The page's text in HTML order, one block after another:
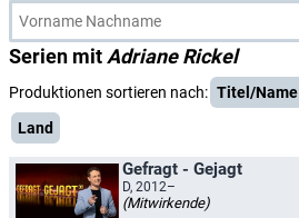
Serien mit Adriane Rickel
Produktionen sortieren nach: Titel/Name
Land
Gefragt - Gejagt
D, 2012–
(Mitwirkende)